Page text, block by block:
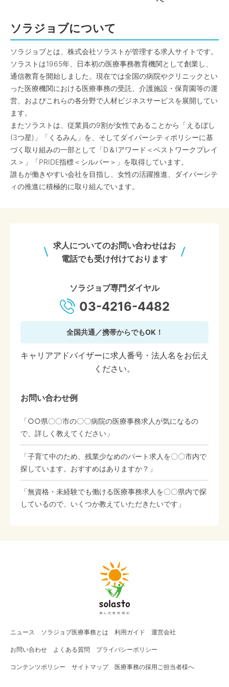
ソラジョブについて
ソラジョブとは、株式会社ソラストが管理する求人サイトです。
ソラストは1965年、日本初の医療事務教育機関として創業し、
通信教育を開始しました。現在では全国の病院やクリニックとい
った医療機関における医療事務の受託、介護施設・保育園等の運
営、およびこれらの各分野で人材ビジネスサービスを展開してい
ます。
またソラストは、従業員の9割が女性であることから「えるぼし
(3つ星)」「くるみん」を、そしてダイバーシティポリシーに基
づく取り組みの一部として「D＆Iアワード＜ベストワークプレイ
ス＞」「PRIDE指標＜シルバー＞」を取得しています。
誰もが働きやすい会社を目指し、女性の活躍推進、ダイバーシテ
ィの推進に積極的に取り組んでいます。
求人についてのお問い合わせはお
電話でも受け付けております
ソラジョブ専門ダイヤル
03-4216-4482
全国共通／携帯からでもOK！
キャリアアドバイザーに求人番号・法人名をお伝え
ください。
お問い合わせ例
「○○県〇〇市の〇〇病院の医療事務求人が気になるの
で、詳しく教えてください」
「子育て中のため、残業少なめのパート求人を〇〇市内で
探しています。おすすめはありますか？」
「無資格・未経験でも働ける医療事務求人を〇〇県内で探
しているので、いくつか教えていただきたいです」
ニュース ソラジョブ医療事務 とは 利用ガイド 運営会社
お問い合わせ よくある質問 プライバシーポリシー
コンテンツポリシー サイトマップ 医療事務の採用ご担当者様へ